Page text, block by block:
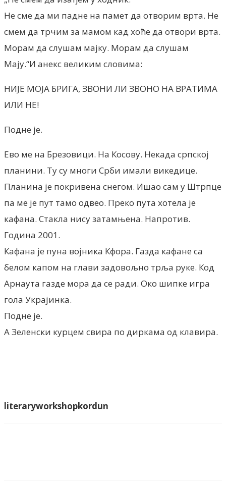
Не сме да ми падне на памет да отворим врта. Не
смем да трчим за мамом кад хоће да отвори врта.
Морам да слушам мајку. Морам да слушам
Мају.“И анекс великим словима:
НИЈЕ МОЈА БРИГА, ЗВОНИ ЛИ ЗВОНО НА ВРАТИМА
ИЛИ НЕ!
Подне је.
Ево ме на Брезовици. На Косову. Некада српској
планини. Ту су многи Срби имали викедице.
Планина је покривена снегом. Ишао сам у Штрпце
па ме је пут тамо одвео. Преко пута хотела је
кафана. Стакла нису затамњена. Напротив.
Година 2001.
Кафана је пуна војника Кфора. Газда кафане са
белом капом на глави задовољно трља руке. Код
Арнаута газде мора да се ради. Око шипке игра
гола Украјинка.
Подне је.
А Зеленски курцем свира по диркама од клавира.
literaryworkshopkordun